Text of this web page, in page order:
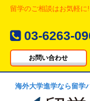
留学のご相談はお気軽に!
03-6263-
お問い合わせ
海外大学進学なら留学